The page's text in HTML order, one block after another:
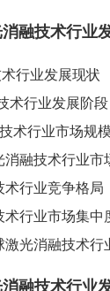
融技术行业
行业发展现状
术行业发展阶段
术行业市场规模
融技术行业市
行业竞争格局
行业市场集中
光消融技术行
融技术行业